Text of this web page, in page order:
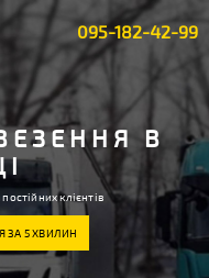
095-182-42-99
В
клієнтів
ЗА 5 ХВИЛИН